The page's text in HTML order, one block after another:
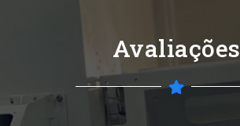
Avaliações